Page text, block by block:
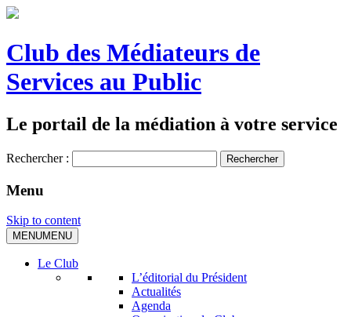
Club des Médiateurs de
Services au Public
Le portail de la médiation à votre service
Rechercher :
Menu
Skip to content
MENUMENU
Le Club
L’éditorial du Président
Actualités
Agenda